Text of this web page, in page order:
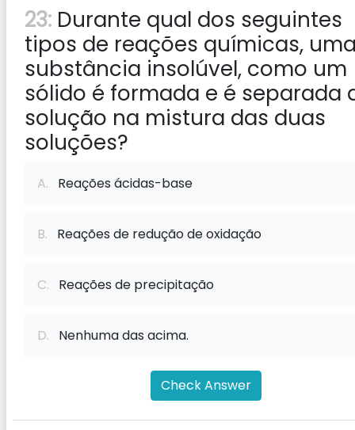
23: Durante qual dos seguintes
tipos de reações químicas,
substância insolúvel, como um
sólido é formada e é separada
solução na mistura das duas
soluções?
A. Reações ácidas-base
B. Reações de redução de oxidação
C. Reações de precipitação
D. Nenhuma das acima.
Check Answer